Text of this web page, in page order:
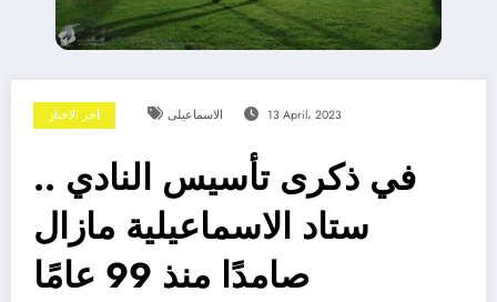
اخر الاخبار الاسماعيلى 13 April، 2023
في ذكرى تأسيس النادي ..
ستاد الاسماعيلية مازال
صامدًا منذ 99 عامًا